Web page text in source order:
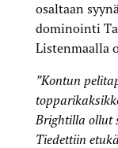
osaltaan
dominointi
Listenmaalla
”Kontun
Brightilla ollut
Tiedettiin